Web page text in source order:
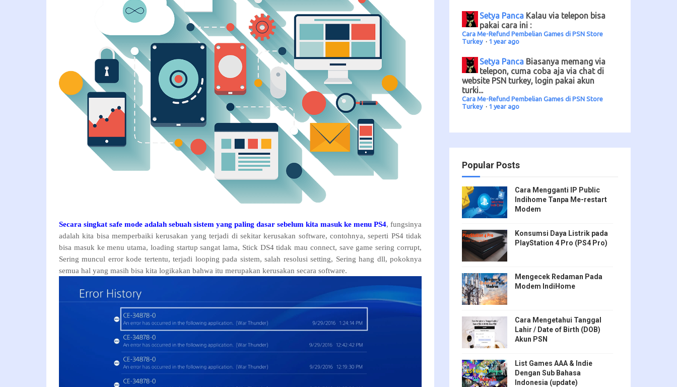
Secara singkat safe mode adalah sebuah sistem yang paling dasar sebelum kita masuk ke menu PS4, fungsinya
adalah kita bisa memperbaiki kerusakan yang terjadi di sekitar kerusakan software, contohnya, seperti PS4 tidak
bisa masuk ke menu utama, loading startup sangat lama, Stick DS4 tidak mau connect, save game sering corrupt,
Sering muncul error kode tertentu, terjadi looping pada sistem, salah resolusi setting, Sering hang dll, pokoknya
semua hal yang masih bisa kita logikakan bahwa itu merupakan kerusakan secara software.
Setya Panca Kalau via telepon bisa
pakai cara ini :
Cara Me-Refund Pembelian Games di PSN Store
Turkey · 1 year ago
Setya Panca Biasanya memang via
telepon, cuma coba aja via chat di
website PSN turkey, login pakai akun
turki...
Cara Me-Refund Pembelian Games di PSN Store
Turkey · 1 year ago
Popular Posts
Cara Mengganti IP Public
Indihome Tanpa Me-restart
Modem
Konsumsi Daya Listrik pada
PlayStation 4 Pro (PS4 Pro)
Mengecek Redaman Pada
Modem IndiHome
Cara Mengetahui Tanggal
Lahir / Date of Birth (DOB)
Akun PSN
List Games AAA & Indie
Dengan Sub Bahasa
Indonesia (update)